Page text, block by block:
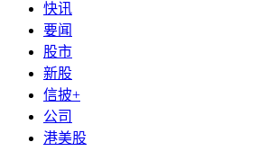
快讯
要闻
股市
新股
信披+
公司
港美股